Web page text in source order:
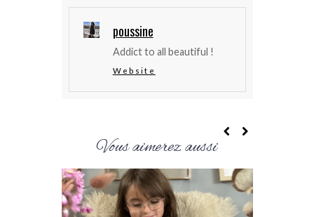
poussine
Addict to all beautiful !
Website
Vous aimerez aussi